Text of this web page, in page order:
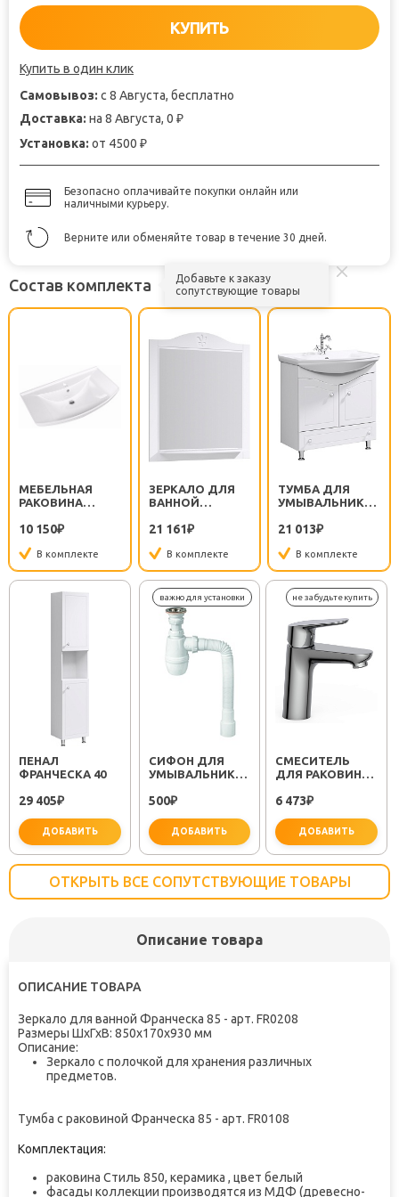
КУПИТЬ
Купить в один клик
Самовывоз: с 8 Августа, бесплатно
Доставка: на 8 Августа, 0 ₽
Установка: от 4500 ₽
Безопасно оплачивайте покупки онлайн или
наличными курьеру.
Верните или обменяйте товар в течение 30 дней.
Состав комплекта
Добавьте к заказу
сопутствующие товары
МЕБЕЛЬНАЯ
РАКОВИНА
10 150₽
В комплекте
ЗЕРКАЛО ДЛЯ
ВАННОЙ
21 161₽
В комплекте
ТУМБА ДЛЯ
УМЫВАЛЬНИКА
21 013₽
В комплекте
ПЕНАЛ
ФРАНЧЕСКА 40
29 405₽
ДОБАВИТЬ
важно для установки
СИФОН ДЛЯ
УМЫВАЛЬНИКА
(30718050)
500₽
ДОБАВИТЬ
СМЕСИТЕЛЬ
ДЛЯ РАКОВИНЫ
TOK-SEM-1011
6 473₽
ДОБАВИТЬ
ОТКРЫТЬ ВСЕ СОПУТСТВУЮЩИЕ ТОВАРЫ
Описание товара
ОПИСАНИЕ ТОВАРА
Зеркало для ванной Франческа 85 - арт. FR0208
Размеры ШхГхВ: 850х170х930 мм
Описание:
Зеркало с полочкой для хранения различных
предметов.
Тумба с раковиной Франческа 85 - арт. FR0108
Комплектация:
раковина Стиль 850, керамика , цвет белый
фасады коллекции производятся из МДФ (древесно-